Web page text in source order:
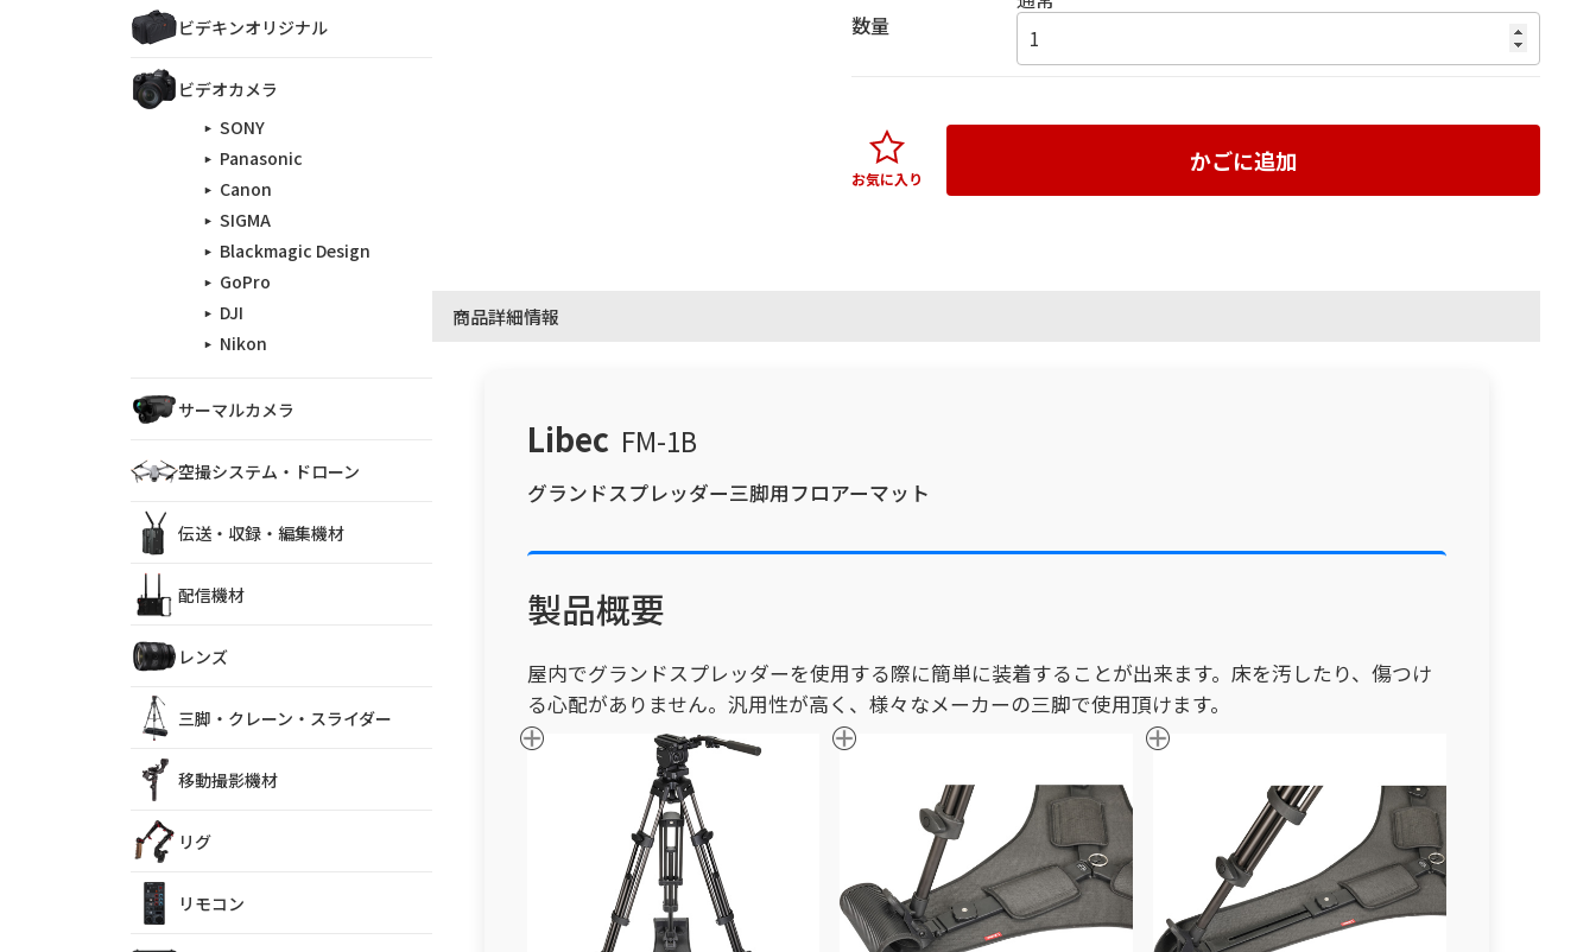
数量
かごに追加
お気に入り
商品詳細情報
Libec FM-1B
グランドスプレッダー三脚用フロアーマット
製品概要
屋内でグランドスプレッダーを使用する際に簡単に装着することが出来ます。床を汚したり、傷つけ
る心配がありません。汎用性が高く、様々なメーカーの三脚で使用頂けます。
ビデキンオリジナル
ビデオカメラ
SONY
Panasonic
Canon
SIGMA
Blackmagic Design
GoPro
DJI
Nikon
サーマルカメラ
空撮システム・ドローン
伝送・収録・編集機材
配信機材
レンズ
三脚・クレーン・スライダー
移動撮影機材
リグ
リモコン